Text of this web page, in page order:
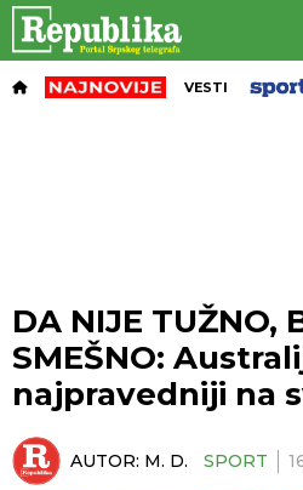
VESTI
DA NIJE TUŽNO,
SMEŠNO:
najpravedniji na
AUTOR: M. D. SPORT